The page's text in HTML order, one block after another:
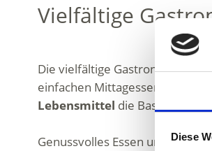
Diese
Vielfältige
Die vielfältige Gastronomie
einfachen Mittagessen im
Lebensmittel die Basis für
Genussvolles Essen und